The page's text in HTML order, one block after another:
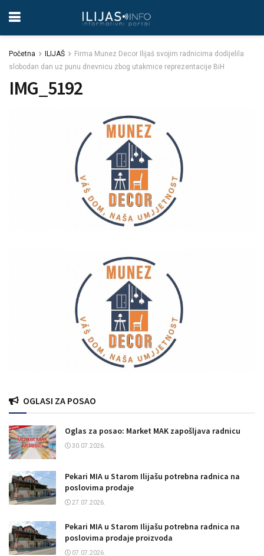
Početna ILIJAŠ
Firma Munez Decor Ilijaš svojim radnicima dodijelila
slobodan dan uz punu dnevnicu zbog utakmice reprezentacije BiH
IMG_5192
OGLASI ZA POSAO
Oglas za posao: Market MAK zapošljava radnicu
30.07.2026.
Pekari MIA u Starom Ilijašu potrebna radnica na
poslovima prodaje
27.07.2026.
Pekari MIA u Starom Ilijašu potrebna radnica na
poslovima prodaje proizvoda
07.07.2026.